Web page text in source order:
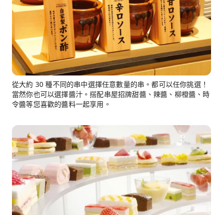
從大約 30 種不同的串中選擇任意數量的串。都可以任你挑選！
當然你也可以選擇醬汁。搭配串屋招牌甜醬、辣醬、柳橙醬、時
令醬等您喜歡的醬料一起享用。